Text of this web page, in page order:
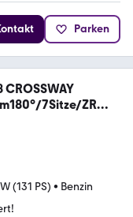
Parken
7Sitze/ZR
(131 PS) • Benzin